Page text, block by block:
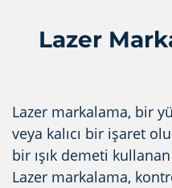
Lazer
Lazer markalama, bir
veya kalıcı bir işaret
bir ışık demeti
Lazer markalama,